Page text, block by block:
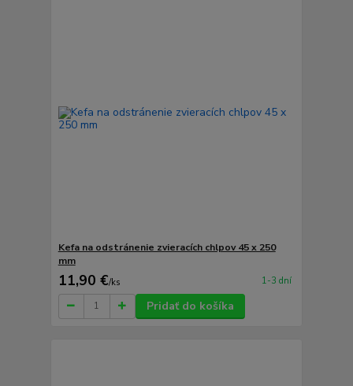
Kefa na odstránenie zvieracích chlpov 45 x 250
mm
11,90 €/ks 1-3 dní
Pridať do košíka